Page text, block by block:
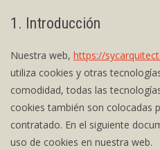
1. Introducción
Nuestra web, https://
utiliza cookies y otras
comodidad, todas las
cookies también son colocadas
contratado. En el siguiente
uso de cookies en nuestra web.